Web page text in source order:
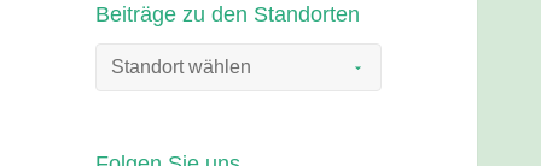
Beiträge zu den Standorten